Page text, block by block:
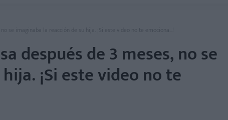
se imaginaba la reacción de su hija. ¡Si este video no te emociona...!
después de 3 meses, no se
¡Si este video no te